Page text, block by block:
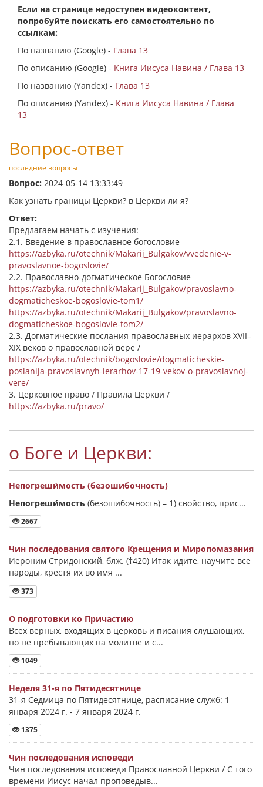
Если на странице недоступен видеоконтент,
попробуйте поискать его самостоятельно по
ссылкам:
По названию (Google) - Глава 13
По описанию (Google) - Книга Иисуса Навина / Глава 13
По названию (Yandex) - Глава 13
По описанию (Yandex) - Книга Иисуса Навина / Глава
13
Вопрос-ответ
последние вопросы
Вопрос: 2024-05-14 13:33:49
Как узнать границы Церкви? в Церкви ли я?
Ответ:
Предлагаем начать с изучения:
2.1. Введение в православное богословие
https://azbyka.ru/otechnik/Makarij_Bulgakov/vvedenie-v-
pravoslavnoe-bogoslovie/
2.2. Православно-догматическое Богословие
https://azbyka.ru/otechnik/Makarij_Bulgakov/pravoslavno-
dogmaticheskoe-bogoslovie-tom1/
https://azbyka.ru/otechnik/Makarij_Bulgakov/pravoslavno-
dogmaticheskoe-bogoslovie-tom2/
2.3. Догматические послания православных иерархов XVII–
XIX веков о православной вере /
https://azbyka.ru/otechnik/bogoslovie/dogmaticheskie-
poslanija-pravoslavnyh-ierarhov-17-19-vekov-o-pravoslavnoj-
vere/
3. Церковное право / Правила Церкви /
https://azbyka.ru/pravo/
о Боге и Церкви:
Непогреши́мость (безошибочность)
Непогреши́мость (безошибочность) – 1) свойство, прис...
2667
Чин последования святого Крещения и Миропомазания
Иероним Стридонский, блж. (†420) Итак идите, научите все
народы, крестя их во имя ...
373
О подготовки ко Причастию
Всех верных, входящих в церковь и писания слушающих,
но не пребывающих на молитве и с...
1049
Неделя 31-я по Пятидесятнице
31-я Седмица по Пятидесятнице, расписание служб: 1
января 2024 г. - 7 января 2024 г.
1375
Чин последования исповеди
Чин последования исповеди Православной Церкви / С того
времени Иисус начал проповедыв...